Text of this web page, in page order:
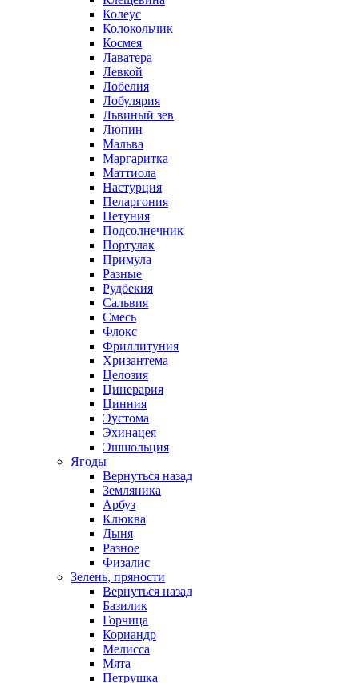
Колеус
Колокольчик
Космея
Лаватера
Левкой
Лобелия
Лобулярия
Львиный зев
Люпин
Мальва
Маргаритка
Маттиола
Настурция
Пеларгония
Петуния
Подсолнечник
Портулак
Примула
Разные
Рудбекия
Сальвия
Смесь
Флокс
Фриллитуния
Хризантема
Целозия
Цинерария
Цинния
Эустома
Эхинацея
Эшшольция
Ягоды
Вернуться назад
Земляника
Арбуз
Клюква
Дыня
Разное
Физалис
Зелень, пряности
Вернуться назад
Базилик
Горчица
Кориандр
Мелисса
Мята
Петрушка